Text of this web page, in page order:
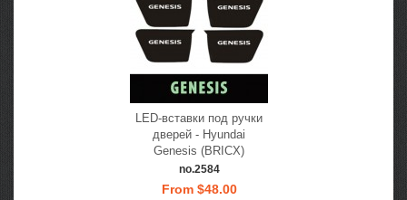
LED-вставки под ручки
дверей - Hyundai
Genesis (BRICX)
no.2584
From $48.00